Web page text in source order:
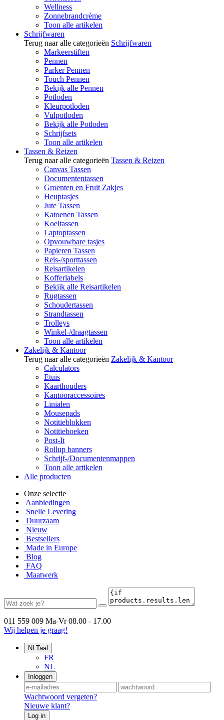
Wellness
Zonnebrandcrème
Toon alle artikelen
Schrijfwaren
Terug naar alle categorieën Schrijfwaren
Markeerstiften
Pennen
Parker Pennen
Touch Pennen
Bekijk alle Pennen
Potloden
Kleurpotloden
Vulpotloden
Bekijk alle Potloden
Schrijfsets
Toon alle artikelen
Tassen & Reizen
Terug naar alle categorieën Tassen & Reizen
Canvas Tassen
Documententassen
Groenten en Fruit Zakjes
Heuptasjes
Jute Tassen
Katoenen Tassen
Koeltassen
Laptoptassen
Opvouwbare tasjes
Papieren Tassen
Reis-/sporttassen
Reisartikelen
Kofferlabels
Bekijk alle Reisartikelen
Rugtassen
Schoudertassen
Strandtassen
Trolleys
Winkel-/draagtassen
Toon alle artikelen
Zakelijk & Kantoor
Terug naar alle categorieën Zakelijk & Kantoor
Calculators
Etuis
Kaarthouders
Kantooraccessoires
Linialen
Mousepads
Notitieblokken
Notitieboeken
Post-It
Rollup banners
Schrijf-/Documentenmappen
Toon alle artikelen
Alle producten
Onze selectie
Aanbiedingen
Snelle Levering
Duurzaam
Nieuw
Bestsellers
Made in Europe
Blog
FAQ
Maatwerk
011 559 009 Ma-Vr 08.00 - 17.00
Wij helpen je graag!
NLTaal
FR
NL
Inloggen
Wachtwoord vergeten?
Nieuwe klant?
Log in